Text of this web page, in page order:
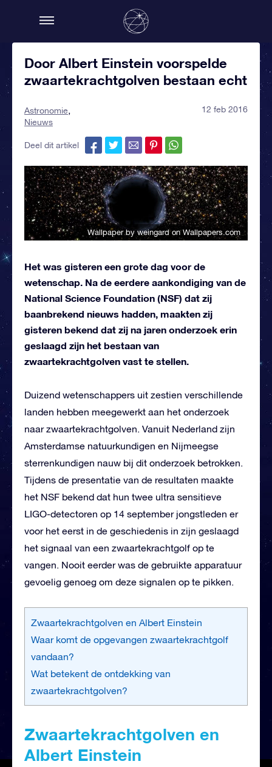
Door Albert Einstein voorspelde
zwaartekrachtgolven bestaan echt
Astronomie
Nieuws
12 feb 2016
Deel dit artikel
Wallpaper by weingardon Wallpapers.com
Het was gisteren een grote dag voor de
wetenschap. Na de eerdere aankondiging van de
National Science Foundation (NSF) dat zij
baanbrekend nieuws hadden, maakten zij
gisteren bekend dat zij na jaren onderzoek erin
geslaagd zijn het bestaan van
zwaartekrachtgolven vast te stellen.
Duizend wetenschappers uit zestien verschillende
landen hebben meegewerkt aan het onderzoek
naar zwaartekrachtgolven. Vanuit Nederland zijn
Amsterdamse natuurkundigen en Nijmeegse
sterrenkundigen nauw bij dit onderzoek betrokken.
Tijdens de presentatie van de resultaten maakte
het NSF bekend dat hun twee ultra sensitieve
LIGO-detectoren op 14 september jongstleden er
voor het eerst in de geschiedenis in zijn geslaagd
het signaal van een zwaartekrachtgolf op te
vangen. Nooit eerder was de gebruikte apparatuur
gevoelig genoeg om deze signalen op te pikken.
Zwaartekrachtgolven en Albert Einstein
Waar komt de opgevangen zwaartekrachtgolf
vandaan?
Wat betekent de ontdekking van
zwaartekrachtgolven?
Zwaartekrachtgolven en
Albert Einstein